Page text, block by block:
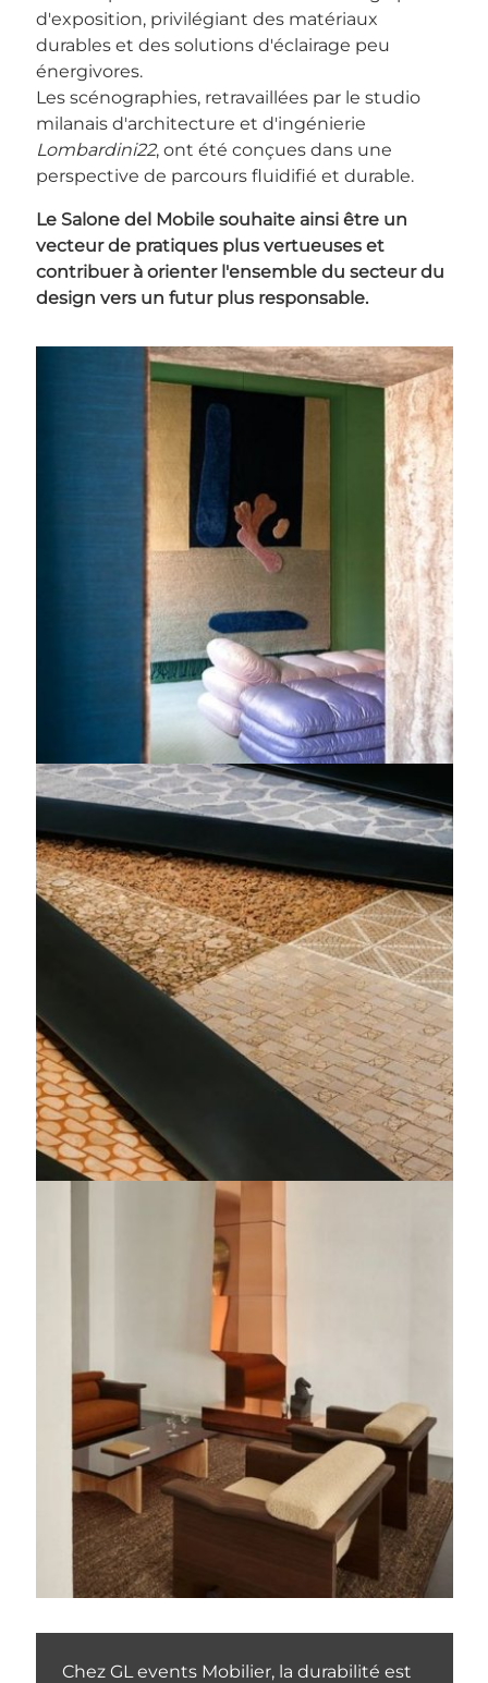
d'exposition, privilégiant des matériaux
durables et des solutions d'éclairage peu
énergivores.
Les scénographies, retravaillées par le studio
milanais d'architecture et d'ingénierie
Lombardini22, ont été conçues dans une
perspective de parcours fluidifié et durable.
Le Salone del Mobile souhaite ainsi être un
vecteur de pratiques plus vertueuses et
contribuer à orienter l'ensemble du secteur du
design vers un futur plus responsable.
Chez GL events Mobilier, la durabilité est